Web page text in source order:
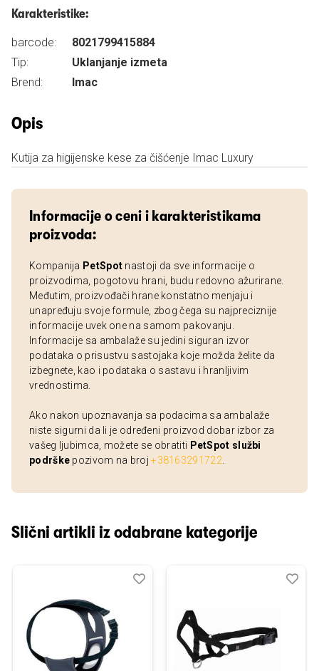
Karakteristike:
barcode:
8021799415884
Tip:
Uklanjanje izmeta
Brend:
Imac
Opis
Kutija za higijenske kese za čišćenje Imac Luxury
Informacije o ceni i karakteristikama
proizvoda:
Kompanija PetSpot nastoji da sve informacije o
proizvodima, pogotovu hrani, budu redovno ažurirane.
Međutim, proizvođači hrane konstatno menjaju i
unapređuju svoje formule, zbog čega su najpreciznije
informacije uvek one na samom pakovanju.
Informacije sa ambalaže su jedini siguran izvor
podataka o prisustvu sastojaka koje možda želite da
izbegnete, kao i podataka o sastavu i hranljivim
vrednostima.
Ako nakon upoznavanja sa podacima sa ambalaže
niste sigurni da li je određeni proizvod dobar izbor za
vašeg ljubimca, možete se obratiti PetSpot službi
podrške pozivom na broj+38163291722
Slični artikli iz odabrane kategorije
Dodaj
Uporedi